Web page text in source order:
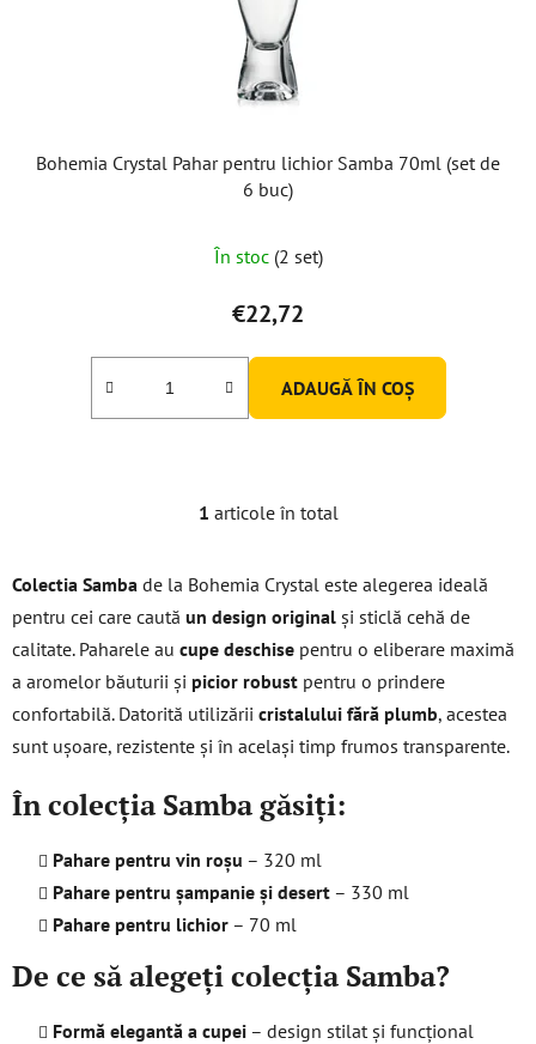
Bohemia Crystal Pahar pentru lichior Samba 70ml (set de
6 buc)
În stoc (2 set)
€22,72
ADAUGĂ ÎN COŞ
C
n
t
r
o
l
u
l
l
s
ă
r
i
o
r
1 articole în total
Colectia Samba de la Bohemia Crystal este alegerea ideală
pentru cei care caută un design original și sticlă cehă de
calitate. Paharele au cupe deschise pentru o eliberare maximă
a aromelor băuturii și picior robust pentru o prindere
confortabilă. Datorită utilizării cristalului fără plumb, acestea
sunt ușoare, rezistente și în același timp frumos transparente.
În colecția Samba găsiți:
Pahare pentru vin roșu – 320 ml
Pahare pentru șampanie și desert – 330 ml
Pahare pentru lichior – 70 ml
De ce să alegeți colecția Samba?
Formă elegantă a cupei – design stilat și funcțional